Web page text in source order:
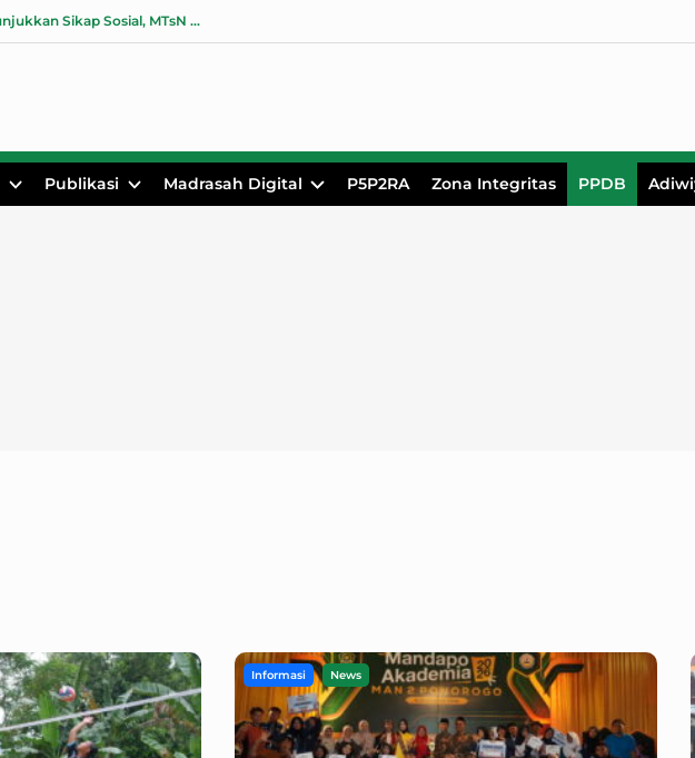
Tunjukkan Sikap Sosial, MTsN 6 Ponorogo Gelar Donasi untuk Korban Bencana Alam Sumatera
Publikasi Madrasah Digital P5P2RA Zona Integritas PPDB
Informasi News